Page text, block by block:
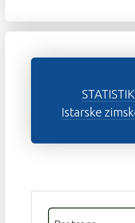
Istarske